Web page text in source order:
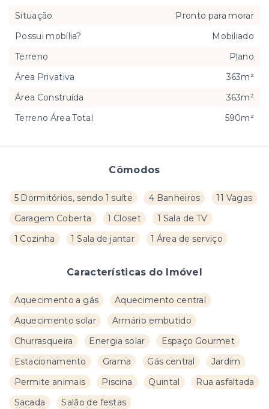
Cômodos
5 Dormitórios, sendo 1 suíte 4 Banheiros
11 Vagas
Garagem Coberta
1 Closet
1 Sala de TV
1 Cozinha
1 Sala de jantar 1 Área de serviço
Características do Imóvel
Aquecimento a gás
Aquecimento central
Aquecimento solar
Armário embutido
Churrasqueira
Energia solar
Espaço Gourmet
Estacionamento
Grama Gás central
Jardim
Permite animais
Piscina Quintal
Rua asfaltada
Sacada
Salão de festas
Situação
Pronto para morar
Possui mobília?
Mobiliado
Terreno
Plano
Área Privativa
363m²
Área Construída
363m²
Terreno Área Total
590m²